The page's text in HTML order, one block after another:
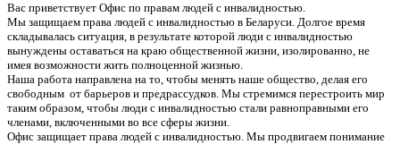
Вас приветствует Офис по правам людей с инвалидностью.
Мы защищаем права людей с инвалидностью в Беларуси. Долгое время
складывалась ситуация, в результате которой люди с инвалидностью
вынуждены оставаться на краю общественной жизни, изолированно, не
имея возможности жить полноценной жизнью.
Наша работа направлена на то, чтобы менять наше общество, делая его
свободным от барьеров и предрассудков. Мы стремимся перестроить мир
таким образом, чтобы люди с инвалидностью стали равноправными его
членами, включенными во все сферы жизни.
Офис защищает права людей с инвалидностью. Мы продвигаем понимание